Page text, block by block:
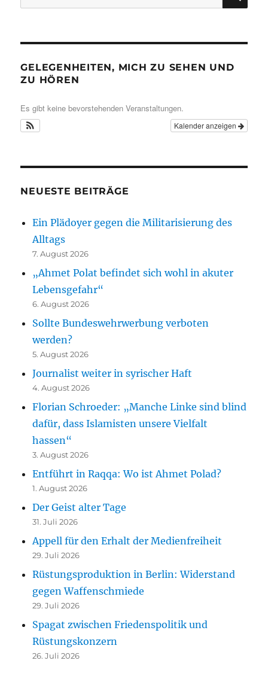
nach:
GELEGENHEITEN, MICH ZU SEHEN UND
ZU HÖREN
Es gibt keine bevorstehenden Veranstaltungen.
Kalender anzeigen
NEUESTE BEITRÄGE
Ein Plädoyer gegen die Militarisierung des
Alltags
7. August 2026
„Ahmet Polat befindet sich wohl in akuter
Lebensgefahr“
6. August 2026
Sollte Bundeswehrwerbung verboten
werden?
5. August 2026
Journalist weiter in syrischer Haft
4. August 2026
Florian Schroeder: „Manche Linke sind blind
dafür, dass Islamisten unsere Vielfalt
hassen“
3. August 2026
Entführt in Raqqa: Wo ist Ahmet Polad?
1. August 2026
Der Geist alter Tage
31. Juli 2026
Appell für den Erhalt der Medienfreiheit
29. Juli 2026
Rüstungsproduktion in Berlin: Widerstand
gegen Waffenschmiede
29. Juli 2026
Spagat zwischen Friedenspolitik und
Rüstungskonzern
26. Juli 2026